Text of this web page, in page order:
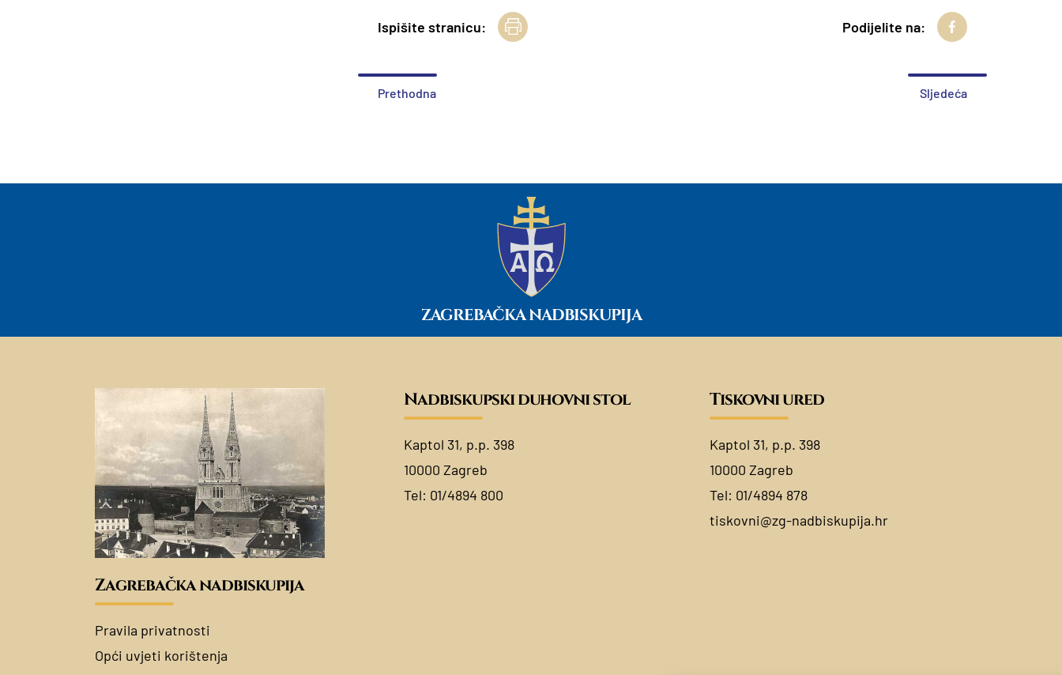
Ispišite stranicu: Podijelite na:
Prethodna Sljedeća
ZAGREBAČKA NADBISKUPIJA
Zagrebačka nadbiskupija
Pravila privatnosti
Opći uvjeti korištenja
Nadbiskupski duhovni stol
Kaptol 31, p.p. 398
10000 Zagreb
Tel: 01/4894 800
Tiskovni ured
Kaptol 31, p.p. 398
10000 Zagreb
Tel: 01/4894 878
tiskovni@zg-nadbiskupija.hr